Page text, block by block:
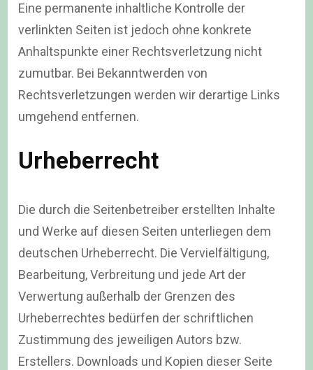
Eine permanente inhaltliche Kontrolle der
verlinkten Seiten ist jedoch ohne konkrete
Anhaltspunkte einer Rechtsverletzung nicht
zumutbar. Bei Bekanntwerden von
Rechtsverletzungen werden wir derartige Links
umgehend entfernen.
Urheberrecht
Die durch die Seitenbetreiber erstellten Inhalte
und Werke auf diesen Seiten unterliegen dem
deutschen Urheberrecht. Die Vervielfältigung,
Bearbeitung, Verbreitung und jede Art der
Verwertung außerhalb der Grenzen des
Urheberrechtes bedürfen der schriftlichen
Zustimmung des jeweiligen Autors bzw.
Erstellers. Downloads und Kopien dieser Seite